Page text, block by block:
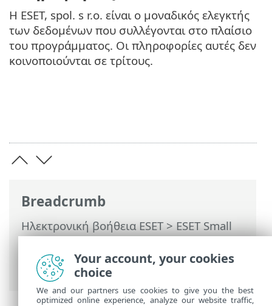
Breadcrumb
Ηλεκτρονική βοήθεια ESET>ESET Small
Business Security>Νομικά έγγραφα >
Πρόγραμμα βελτίωσης εμπειρίας του
πελάτη
Η ESET, spol. s r.o. είναι ο μοναδικός ελεγκτής
των δεδομένων που συλλέγονται στο πλαίσιο
του προγράμματος. Οι πληροφορίες αυτές δεν
κοινοποιούνται σε τρίτους.
Your account, your cookies
choice
We and our partners use cookies to give you the best
optimized online experience, analyze our website traffic,